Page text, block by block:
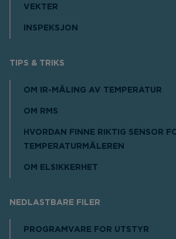
VEKTER
INSPEKSJON
TIPS & TRIKS
OM IR-MÅLING AV TEMPERATUR
OM RMS
HVORDAN FINNE RIKTIG SENSOR
TEMPERATURMÅLEREN
OM ELSIKKERHET
NEDLASTBARE FILER
PROGRAMVARE FOR UTSTYR